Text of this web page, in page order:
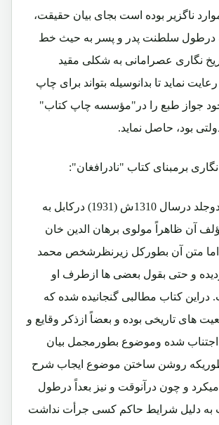
ناگزیر بوده است بجای بیان حقیقت،
درطول سلطنت پدر و پسر به حیث خط
نگاری عصرامانی به شکلی مقید
رعایت نماید تا بدانوسیله بتواند برای چاپ
جواز طبع را در"مؤسسه چاپ کتاب"
بود، حاصل نماید.
برمبنای کتاب "نادرافغان":
این کتاب که دردوجلد درسال 1310ش (1931) درکابل به
آن ظاهراً مولوی برهان الدین خان
متن آن بطورکل زیرنظرشخص محمد
و حتی بقول بعضی ها ازطرف او
دراین کتاب مطالبی گنجانیده شده که
های تاریخی بوده و بعضاً ازذکر وقایع و
اجتناب شده وموضوع بطورمجمل بیان
روشن ساختن موضوع ایجاب شرح
و چون درآنوقت و نیز بعداً درطول
به دلیل شرایط حاکم کسی جرأت نداشت